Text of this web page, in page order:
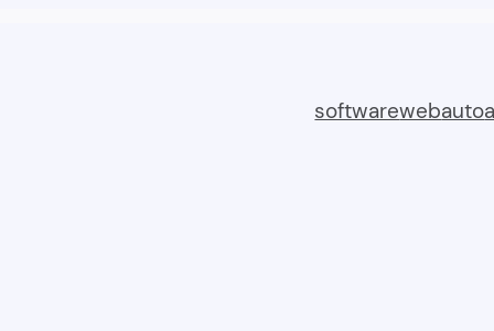
softwarewebauto